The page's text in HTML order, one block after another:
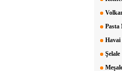
Pasta
Havai
Şelale